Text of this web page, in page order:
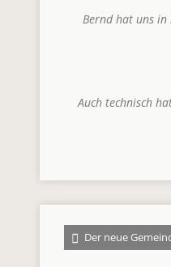
Bernd hat uns in
Auch technisch
Der neue